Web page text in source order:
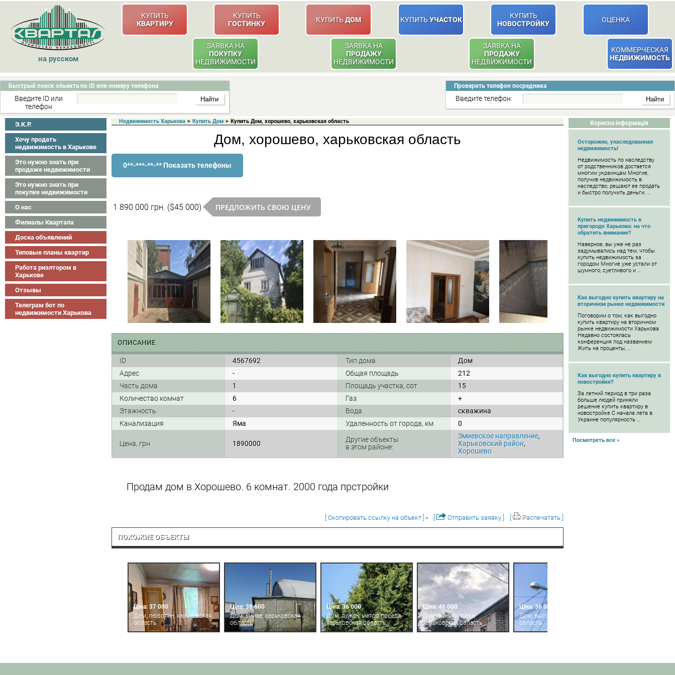
на русском
КУПИТЬ
КВАРТИРУ
КУПИТЬ
ГОСТИНКУ
КУПИТЬДОМ КУПИТЬУЧАСТОК
КУПИТЬ
НОВОСТРОЙКУ
ОЦЕНКА
ЗАЯВКА НА
ПОКУПКУ
НЕДВИЖИМОСТИ
ЗАЯВКА НА
ПРОДАЖУ
НЕДВИЖИМОСТИ
ЗАЯВКА НА
ПРОДАЖУ
НЕДВИЖИМОСТИ
КОММЕРЧЕСКАЯ
НЕДВИЖИМОСТЬ
Быстрый поиск обьекта по ID или номеру телефона
Введите ID или
телефон
Проверить телефон посредника
Введите телефон:
Э.K.P.
Хочу продать
недвижимость в Харькове
Это нужно знать при
продаже недвижимости
Это нужно знать при
покупке недвижимости
О нас
Филиалы Квартала
Доска объявлений
Типовые планы квартир
Работа риэлтором в
Харькове
Отзывы
Телеграм бот по
недвижимости Харькова
Корисна інформація
Осторожно, унаследованная
недвижимость!
Недвижимость по наследству
от родственников достается
многим украинцам Многие,
получив недвижимость в
наследство, решают ее продать
и быстро получить деньги. …
Купить недвижимость в
пригороде Харькова: на что
обратить внимание?
Наверное, вы уже не раз
задумывались над тем, чтобы
купить недвижимость за
городом Многие уже устали от
шумного, суетливого и …
Как выгодно купить квартиру на
вторичном рынке недвижимости
Поговорим о том, как выгодно
купить квартиру на вторичном
рынке недвижимости Харькова
Недавно состоялась
конференция под названием
Жить на проценты, …
Как выгодно купить квартиру в
новостройке?
За летний период в три раза
больше людей приняли
решение купить квартиру в
новостройке С начала лета в
Украине популярность …
Посмотреть все »
Недвижимость Харькова > Купить Дом > Купить Дом, хорошево, харьковская область
Дом, хорошево, харьковская область
0**-***-**-** Показать телефоны
1 890 000 грн. ($45 000) ПРЕДЛОЖИТЬ СВОЮ ЦЕНУ
ОПИСАНИЕ
ID 4567692 Тип дома
Дом
Адрес
- Общая площадь
212
Часть дома
1 Площадь участка, сот
15
Количество комнат
6 Газ
+
Этажность
- Вода
скважина
Канализация
Яма Удаленность от города, км 0
Цена, грн 1890000
Другие объекты
в этом районе:
Змиевское направление,
Харьковский район,
Хорошево
Продам дом в Хорошево. 6 комнат. 2000 года прстройки
[ Скопировать ссылку на объект ] Отправить заявку ] Распечатать ]
ПОХОЖИЕ ОБЪЕКТЫ
Ціна: 37 000
Дом, люботин, харьковская
область
Ціна: 38 600
Дом, змиев, харьковская
область
Ціна: 36 000
Дом, лужок, метро победа,
харьковская область
Ціна: 46 000
Дом, покотиловка,
харьковская область
Ціна: 36 000
Дом, высокий, харьковская
область